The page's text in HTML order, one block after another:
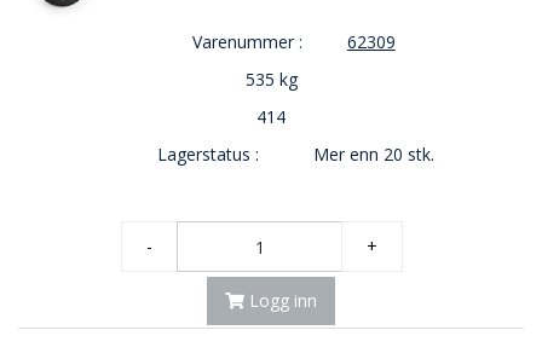
Varenummer :
62309
535 kg
414
Lagerstatus :
Mer enn 20 stk.
- +
Logg inn